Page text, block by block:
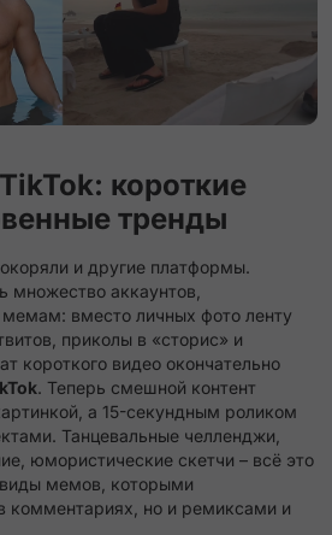
короткие
тренды
и другие платформы.
множество аккаунтов,
вместо личных фото ленту
приколы в «сторис» и
короткого видео окончательно
. Теперь смешной контент
а 15-секундным роликом
Танцевальные челленджи,
юмористические скетчи – всё это
мемов, которыми
комментариях, но и ремиксами и